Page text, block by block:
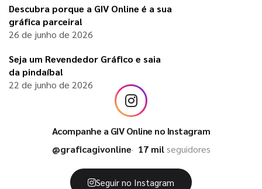
Descubra porque a GIV Online é a sua
gráfica parceira!
26 de junho de 2026
Seja um Revendedor Gráfico e saia
da pindaíba!
22 de junho de 2026
Acompanhe a GIV Online no Instagram
@graficagivonline
17 milseguidores
Seguir no Instagram